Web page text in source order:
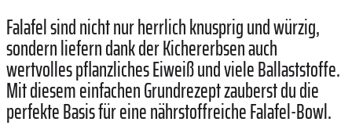
Falafel sind nicht nur herrlich knusprig und würzig,
sondern liefern dank der Kichererbsen auch
wertvolles pflanzliches Eiweiß und viele Ballaststoffe.
Mit diesem einfachen Grundrezept zauberst du die
perfekte Basis für eine nährstoffreiche Falafel-Bowl.